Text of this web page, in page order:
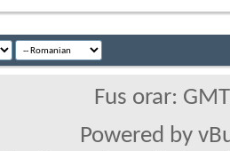
Fus orar:
Powered by